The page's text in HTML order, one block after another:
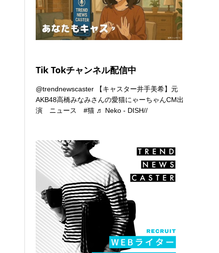
Tik Tokチャンネル配信中
@trendnewscaster 【キャスター井手美希】元
AKB48高橋みなみさんの愛猫にゃーちゃんCM出
演 ニュース#猫 ♬ Neko - DISH//